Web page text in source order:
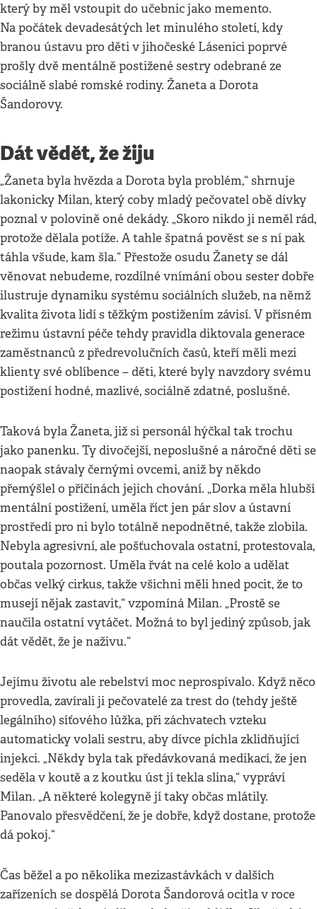
který by měl vstoupit do učebnic jako memento.
Na počátek devadesátých let minulého století, kdy
branou ústavu pro děti v jihočeské Lásenici poprvé
prošly dvě mentálně postižené sestry odebrané ze
sociálně slabé romské rodiny. Žaneta a Dorota
Šandorovy.
Dát vědět, že žiju
„Žaneta byla hvězda a Dorota byla problém,“ shrnuje
lakonicky Milan, který coby mladý pečovatel obě dívky
poznal v polovině oné dekády. „Skoro nikdo ji neměl rád,
protože dělala potíže. A tahle špatná pověst se s ní pak
táhla všude, kam šla.“ Přestože osudu Žanety se dál
věnovat nebudeme, rozdílné vnímání obou sester dobře
ilustruje dynamiku systému sociálních služeb, na němž
kvalita života lidí s těžkým postižením závisí. V přísném
režimu ústavní péče tehdy pravidla diktovala generace
zaměstnanců z předrevolučních časů, kteří měli mezi
klienty své oblíbence – děti, které byly navzdory svému
postižení hodné, mazlivé, sociálně zdatné, poslušné.
Taková byla Žaneta, již si personál hýčkal tak trochu
jako panenku. Ty divočejší, neposlušné a náročné děti se
naopak stávaly černými ovcemi, aniž by někdo
přemýšlel o příčinách jejich chování. „Dorka měla hlubší
mentální postižení, uměla říct jen pár slov a ústavní
prostředí pro ni bylo totálně nepodnětné, takže zlobila.
Nebyla agresivní, ale pošťuchovala ostatní, protestovala,
poutala pozornost. Uměla řvát na celé kolo a udělat
občas velký cirkus, takže všichni měli hned pocit, že to
musejí nějak zastavit,“ vzpomíná Milan. „Prostě se
naučila ostatní vytáčet. Možná to byl jediný způsob, jak
dát vědět, že je naživu.“
Jejímu životu ale rebelství moc neprospívalo. Když něco
provedla, zavírali ji pečovatelé za trest do (tehdy ještě
legálního) síťového lůžka, při záchvatech vzteku
automaticky volali sestru, aby dívce píchla zklidňující
injekci. „Někdy byla tak předávkovaná medikací, že jen
seděla v koutě a z koutku úst jí tekla slina,“ vypráví
Milan. „A některé kolegyně jí taky občas mlátily.
Panovalo přesvědčení, že je dobře, když dostane, protože
dá pokoj.“
Čas běžel a po několika mezizastávkách v dalších
zařízeních se dospělá Dorota Šandorová ocitla v roce